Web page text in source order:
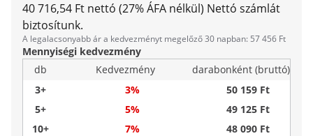
40 716,54 Ft nettó (27% ÁFA nélkül) Nettó számlát
biztosítunk.
A legalacsonyabb ár a kedvezményt megelőző 30 napban: 57 456 Ft
Mennyiségi kedvezmény
db
Kedvezmény
darabonként (bruttó)
3+
3%
50 159 Ft
5+
5%
49 125 Ft
10+
7% 48 090 Ft